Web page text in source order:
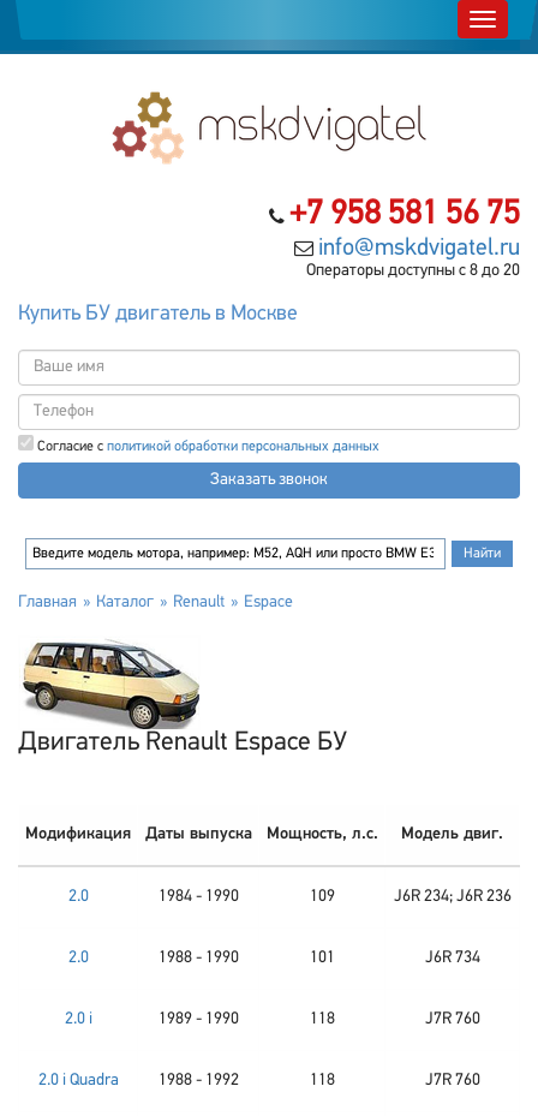
+7 958 581 56 75
info@mskdvigatel.ru
Операторы доступны с 8 до 20
Купить БУ двигатель в Москве
Согласие с политикой обработки персональных данных
Заказать звонок
Главная Каталог Renault Espace
Двигатель Renault Espace БУ
Модификация Даты выпуска Мощность, л.с. Модель двиг.
2.0 1984 - 1990 109 J6R 234; J6R 236
2.0 1988 - 1990 101 J6R 734
2.0 i 1989 - 1990 118 J7R 760
2.0 i Quadra 1988 - 1992 118 J7R 760